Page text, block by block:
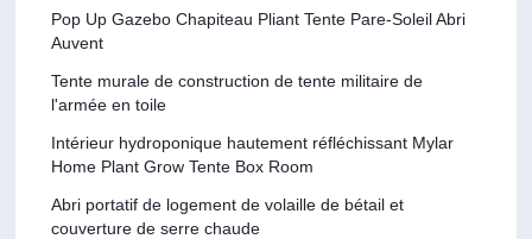
Pop Up Gazebo Chapiteau Pliant Tente Pare-Soleil Abri
Auvent
Tente murale de construction de tente militaire de
l'armée en toile
Intérieur hydroponique hautement réfléchissant Mylar
Home Plant Grow Tente Box Room
Abri portatif de logement de volaille de bétail et
couverture de serre chaude